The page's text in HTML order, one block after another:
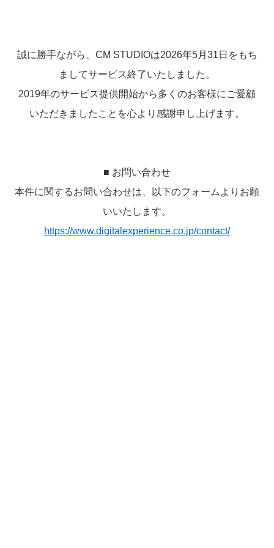
誠に勝手ながら、CM STUDIOは2026年5月31日をもち
ましてサービス終了いたしました。
2019年のサービス提供開始から多くのお客様にご愛顧
いただきましたことを心より感謝申し上げます。
■ お問い合わせ
本件に関するお問い合わせは、以下のフォームよりお願
いいたします。
https://www.digitalexperience.co.jp/contact/